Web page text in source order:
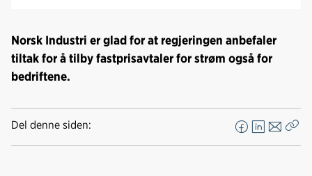
Norsk Industri er glad for at regjeringen anbefaler
tiltak for å tilby fastprisavtaler for strøm også for
bedriftene.
Del denne siden:
F
a
L
i
E
-